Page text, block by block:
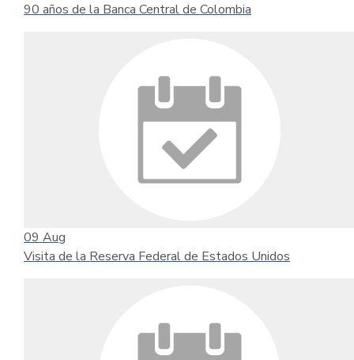
90 años de la Banca Central de Colombia
09 Aug
Visita de la Reserva Federal de Estados Unidos